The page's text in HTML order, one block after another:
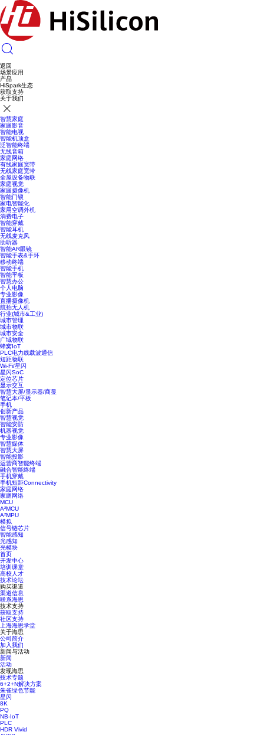
返回
场景应用
产品
HiSpark生态
获取支持
关于我们
智慧家庭
家庭影音
智能电视
智能机顶盒
泛智能终端
无线音箱
家庭网络
有线家庭宽带
无线家庭宽带
全屋设备物联
家庭视觉
家庭摄像机
智能门锁
家电智能化
家用空调外机
消费电子
智能穿戴
智能耳机
无线麦克风
助听器
智能AR眼镜
智能手表&手环
移动终端
智能手机
智能平板
智慧办公
个人电脑
专业影像
直播摄像机
航拍无人机
行业(城市&工业)
城市管理
城市物联
城市安全
广域物联
蜂窝IoT
PLC电力线载波通信
短距物联
Wi-Fi/星闪
星闪SoC
定位芯片
显示交互
智慧大屏/显示器/商显
笔记本/平板
手机
创新产品
智慧视觉
智能安防
机器视觉
专业影像
智慧媒体
智慧大屏
智能投影
运营商智能终端
融合智能终端
手机穿戴
手机短距Connectivity
家庭网络
家庭网络
MCU
A²MCU
A²MPU
模拟
信号链芯片
智能感知
光感知
光模块
首页
开发中心
培训课堂
高校人才
技术论坛
购买渠道
渠道信息
联系海思
技术支持
获取支持
社区支持
上海海思学堂
关于海思
公司简介
加入我们
新闻与活动
新闻
活动
发现海思
技术专题
6+2+N解决方案
朱雀绿色节能
星闪
8K
PQ
NB-IoT
PLC
HDR Vivid